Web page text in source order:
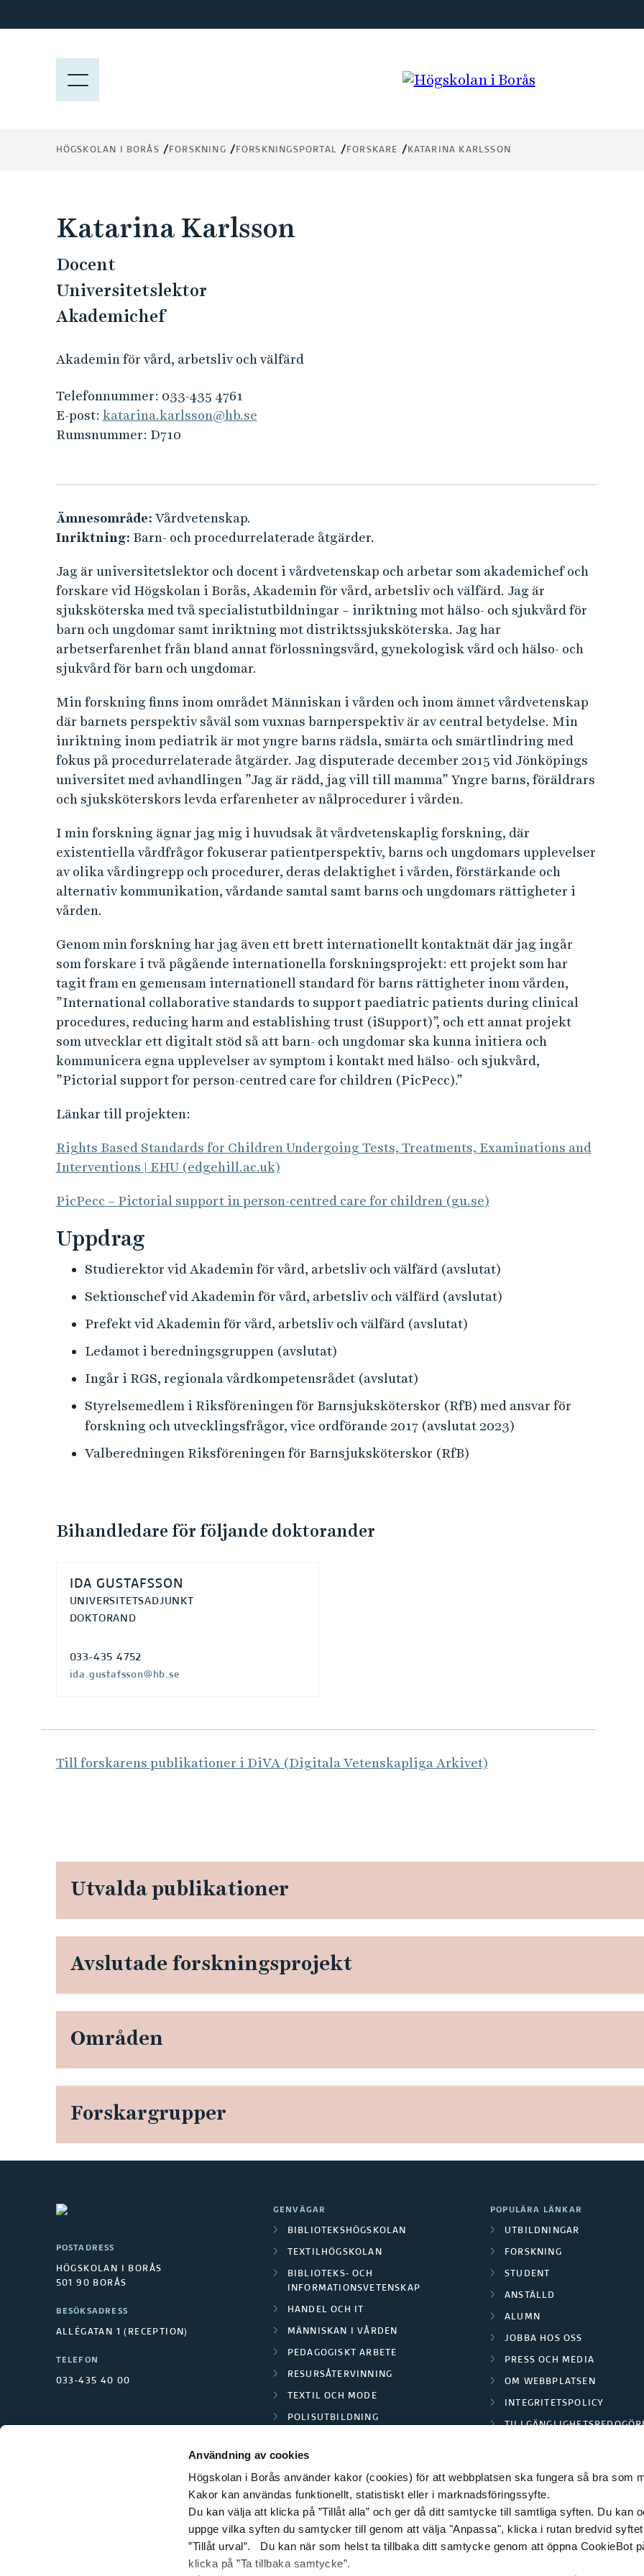
Användning av cookies
Högskolan i Borås använder kakor (cookies) för att webbplatsen ska fungera så bra som
Kakor kan användas funktionellt, statistiskt eller i marknadsföringssyfte.
Du kan välja att klicka på ”Tillåt alla” och ger då ditt samtycke till samtliga syften. Du kan
uppge vilka syften du samtycker till genom att välja "Anpassa", klicka i rutan bredvid
”Tillåt urval”. Du kan när som helst ta tillbaka ditt samtycke genom att öppna CookieBot
klicka på ”Ta tillbaka samtycke”.
o
N
HÖGSKOLAN I BORÅS FORSKNING FORSKNINGSPORTAL FORSKARE KATARINA KARLSSON
Katarina Karlsson
Docent
Universitetslektor
Akademichef
Akademin för vård, arbetsliv och välfärd
Telefonnummer: 033-435 4761
E-post: katarina.karlsson@hb.se
Rumsnummer: D710
Ämnesområde: Vårdvetenskap.
Inriktning: Barn- och procedurrelaterade åtgärder.
Jag är universitetslektor och docent i vårdvetenskap och arbetar som akademichef och
forskare vid Högskolan i Borås, Akademin för vård, arbetsliv och välfärd. Jag är
sjuksköterska med två specialistutbildningar – inriktning mot hälso- och sjukvård för
barn och ungdomar samt inriktning mot distriktssjuksköterska. Jag har
arbetserfarenhet från bland annat förlossningsvård, gynekologisk vård och hälso- och
sjukvård för barn och ungdomar.
Min forskning finns inom området Människan i vården och inom ämnet vårdvetenskap
där barnets perspektiv såväl som vuxnas barnperspektiv är av central betydelse. Min
inriktning inom pediatrik är mot yngre barns rädsla, smärta och smärtlindring med
fokus på procedurrelaterade åtgärder. Jag disputerade december 2015 vid Jönköpings
universitet med avhandlingen ”Jag är rädd, jag vill till mamma” Yngre barns, föräldrars
och sjuksköterskors levda erfarenheter av nålprocedurer i vården.
I min forskning ägnar jag mig i huvudsak åt vårdvetenskaplig forskning, där
existentiella vårdfrågor fokuserar patientperspektiv, barns och ungdomars upplevelser
av olika vårdingrepp och procedurer, deras delaktighet i vården, förstärkande och
alternativ kommunikation, vårdande samtal samt barns och ungdomars rättigheter i
vården.
Genom min forskning har jag även ett brett internationellt kontaktnät där jag ingår
som forskare i två pågående internationella forskningsprojekt: ett projekt som har
tagit fram en gemensam internationell standard för barns rättigheter inom vården,
”International collaborative standards to support paediatric patients during clinical
procedures, reducing harm and establishing trust (iSupport)”, och ett annat projekt
som utvecklar ett digitalt stöd så att barn- och ungdomar ska kunna initiera och
kommunicera egna upplevelser av symptom i kontakt med hälso- och sjukvård,
”Pictorial support for person-centred care for children (PicPecc).”
Länkar till projekten:
Rights Based Standards for Children Undergoing Tests, Treatments, Examinations and
Interventions | EHU (edgehill.ac.uk)
PicPecc – Pictorial support in person-centred care for children (gu.se)
Uppdrag
Studierektor vid Akademin för vård, arbetsliv och välfärd (avslutat)
Sektionschef vid Akademin för vård, arbetsliv och välfärd (avslutat)
Prefekt vid Akademin för vård, arbetsliv och välfärd (avslutat)
Ledamot i beredningsgruppen (avslutat)
Ingår i RGS, regionala vårdkompetensrådet (avslutat)
Styrelsemedlem i Riksföreningen för Barnsjuksköterskor (RfB) med ansvar för
forskning och utvecklingsfrågor, vice ordförande 2017 (avslutat 2023)
Valberedningen Riksföreningen för Barnsjuksköterskor (RfB)
Bihandledare för följande doktorander
IDA GUSTAFSSON
UNIVERSITETSADJUNKT
DOKTORAND
033-435 4752
ida.gustafsson@hb.se
Till forskarens publikationer i DiVA (Digitala Vetenskapliga Arkivet)
Utvalda publikationer
Avslutade forskningsprojekt
Områden
Forskargrupper
POSTADRESS
HÖGSKOLAN I BORÅS
501 90 BORÅS
BESÖKSADRESS
ALLÉGATAN 1 (RECEPTION)
TELEFON
033-435 40 00
GENVÄGAR
BIBLIOTEKSHÖGSKOLAN
TEXTILHÖGSKOLAN
BIBLIOTEKS- OCH
INFORMATIONSVETENSKAP
HANDEL OCH IT
MÄNNISKAN I VÅRDEN
PEDAGOGISKT ARBETE
RESURSÅTERVINNING
TEXTIL OCH MODE
POLISUTBILDNING
POPULÄRA LÄNKAR
UTBILDNINGAR
FORSKNING
STUDENT
ANSTÄLLD
ALUMN
JOBBA HOS OSS
PRESS OCH MEDIA
OM WEBBPLATSEN
INTEGRITETSPOLICY
© 2026 HÖGSKOLAN I BORÅS